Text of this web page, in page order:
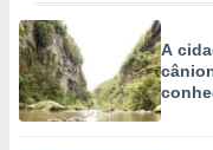
A